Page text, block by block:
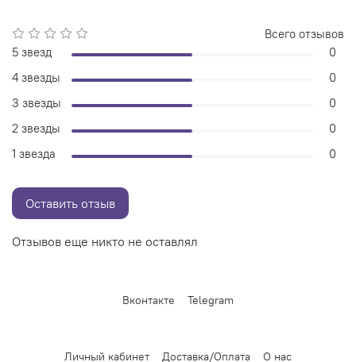
Отзывов еще никто не оставлял
Всего отзывов
5 звезд
0
4 звезды
0
3 звезды
0
2 звезды
0
1 звезда
0
Оставить отзыв
Вконтакте Telegram
Личный кабинет Доставка/Оплата
О нас